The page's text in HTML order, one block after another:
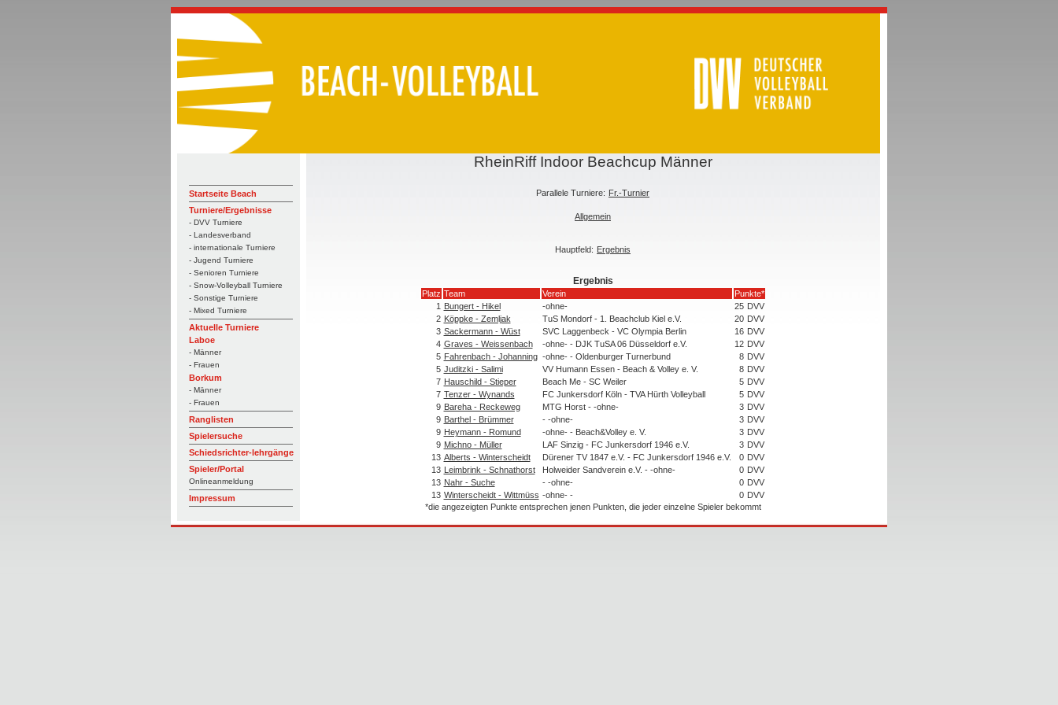
Startseite Beach
Turniere/Ergebnisse
- DVV Turniere
- Landesverband
- internationale Turniere
- Jugend Turniere
- Senioren Turniere
- Snow-Volleyball Turniere
- Sonstige Turniere
- Mixed Turniere
Aktuelle Turniere
Laboe
- Männer
- Frauen
Borkum
- Männer
- Frauen
Ranglisten
Spielersuche
Schiedsrichter-lehrgänge
Spieler/Portal
Onlineanmeldung
Impressum
RheinRiff Indoor Beachcup Männer
Parallele Turniere: Fr.-Turnier
Allgemein
Hauptfeld: Ergebnis
Ergebnis
Platz Team Verein
Punkte*
1 Bungert - Hikel -ohne- 25 DVV
2 Köppke - Zemljak TuS Mondorf - 1. Beachclub Kiel e.V. 20 DVV
3 Sackermann - Wüst SVC Laggenbeck - VC Olympia Berlin 16 DVV
4 Graves - Weissenbach -ohne- - DJK TuSA 06 Düsseldorf e.V. 12 DVV
5 Fahrenbach - Johanning -ohne- - Oldenburger Turnerbund 8 DVV
5 Juditzki - Salimi VV Humann Essen - Beach & Volley e. V. 8 DVV
7 Hauschild - Stieper Beach Me - SC Weiler 5 DVV
7 Tenzer - Wynands FC Junkersdorf Köln - TVA Hürth Volleyball 5 DVV
9 Bareha - Reckeweg MTG Horst - -ohne- 3 DVV
9 Barthel - Brümmer - -ohne- 3 DVV
9 Heymann - Romund -ohne- - Beach&Volley e. V. 3 DVV
9 Michno - Müller LAF Sinzig - FC Junkersdorf 1946 e.V. 3 DVV
13 Alberts - Winterscheidt Dürener TV 1847 e.V. - FC Junkersdorf 1946 e.V. 0 DVV
13 Leimbrink - Schnathorst Holweider Sandverein e.V. - -ohne- 0 DVV
13 Nahr - Suche - -ohne- 0 DVV
13 Winterscheidt - Wittmüss -ohne- - 0 DVV
*die angezeigten Punkte entsprechen jenen Punkten, die jeder einzelne Spieler bekommt